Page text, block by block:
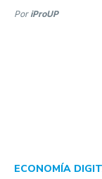
Por iProUP
ECONOMÍA